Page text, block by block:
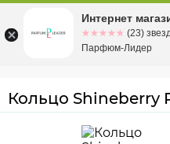
Омскул.
Кольцо Shineberry
Интернет
☆☆☆☆☆
★★★★★ (23)
Парфюм-Лидер